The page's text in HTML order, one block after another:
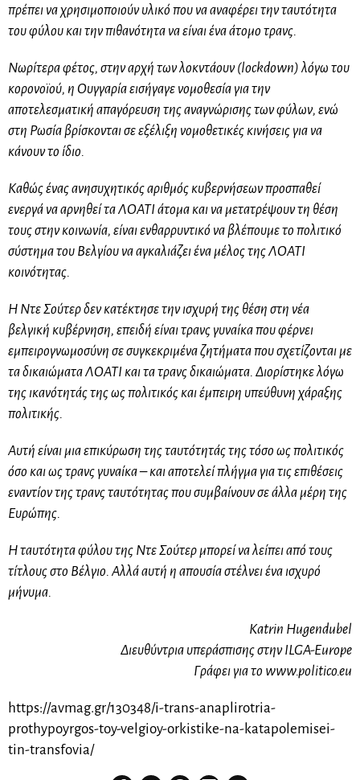
πρέπει να χρησιμοποιούν υλικό που να αναφέρει την ταυτότητα
του φύλου και την πιθανότητα να είναι ένα άτομο τρανς.
Νωρίτερα φέτος, στην αρχή των λοκντάουν (lockdown) λόγω του
κορονοϊού, η Ουγγαρία εισήγαγε νομοθεσία για την
αποτελεσματική απαγόρευση της αναγνώρισης των φύλων, ενώ
στη Ρωσία βρίσκονται σε εξέλιξη νομοθετικές κινήσεις για να
κάνουν το ίδιο.
Καθώς ένας ανησυχητικός αριθμός κυβερνήσεων προσπαθεί
ενεργά να αρνηθεί τα ΛΟΑΤΙ άτομα και να μετατρέψουν τη θέση
τους στην κοινωνία, είναι ενθαρρυντικό να βλέπουμε το πολιτικό
σύστημα του Βελγίου να αγκαλιάζει ένα μέλος της ΛΟΑΤΙ
κοινότητας.
Η Ντε Σούτερ δεν κατέκτησε την ισχυρή της θέση στη νέα
βελγική κυβέρνηση, επειδή είναι τρανς γυναίκα που φέρνει
εμπειρογνωμοσύνη σε συγκεκριμένα ζητήματα που σχετίζονται με
τα δικαιώματα ΛΟΑΤΙ και τα τρανς δικαιώματα. Διορίστηκε λόγω
της ικανότητάς της ως πολιτικός και έμπειρη υπεύθυνη χάραξης
πολιτικής.
Αυτή είναι μια επικύρωση της ταυτότητάς της τόσο ως πολιτικός
όσο και ως τρανς γυναίκα – και αποτελεί πλήγμα για τις επιθέσεις
εναντίον της τρανς ταυτότητας που συμβαίνουν σε άλλα μέρη της
Ευρώπης.
Η ταυτότητα φύλου της Ντε Σούτερ μπορεί να λείπει από τους
τίτλους στο Βέλγιο. Αλλά αυτή η απουσία στέλνει ένα ισχυρό
μήνυμα.
Katrin Hugendubel
Διευθύντρια υπεράσπισης στην ILGA-Europe
Γράφει για το www.politico.eu
https://avmag.gr/130348/i-trans-anaplirotria-
prothypoyrgos-toy-velgioy-orkistike-na-katapolemisei-
tin-transfovia/